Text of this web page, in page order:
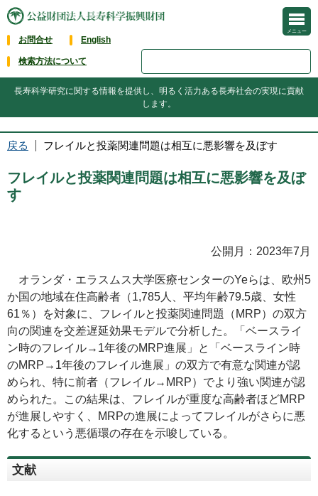
お問合せ English
検索方法について
メニュー
長寿科学研究に関する情報を提供し、明るく活力ある長寿社会の実現に貢献
します。
戻る フレイルと投薬関連問題は相互に悪影響を及ぼす
フレイルと投薬関連問題は相互に悪影響を及ぼ
す
公開月：2023年7月
オランダ・エラスムス大学医療センターのYeらは、欧州5
か国の地域在住高齢者（1,785人、平均年齢79.5歳、女性
61％）を対象に、フレイルと投薬関連問題（ MRP）の双方
向の関連を交差遅延効果モデルで分析した。「ベースライ
ン時のフレイル→1年後のMRP進展」と「ベースライン時
のMRP →1年後のフレイル進展」の双方で有意な関連が認
められ、特に前者（フレイル→ MRP）でより強い関連が認
められた。この結果は、フレイルが重度な高齢者ほどMRP
が進展しやすく、
MRPの進展によってフレイルがさらに悪
化するという悪循環の存在を示唆している。
文献